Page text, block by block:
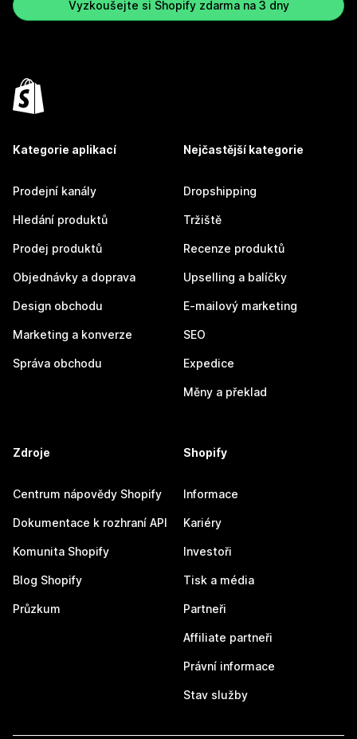
Vyzkoušejte si Shopify zdarma na 3 dny
Kategorie aplikací
Prodejní kanály
Hledání produktů
Prodej produktů
Objednávky a doprava
Design obchodu
Marketing a konverze
Správa obchodu
Nejčastější kategorie
Dropshipping
Tržiště
Recenze produktů
Upselling a balíčky
E-mailový marketing
SEO
Expedice
Měny a překlad
Zdroje
Centrum nápovědy Shopify
Dokumentace k rozhraní API
Komunita Shopify
Blog Shopify
Průzkum
Shopify
Informace
Kariéry
Investoři
Tisk a média
Partneři
Affiliate partneři
Právní informace
Stav služby